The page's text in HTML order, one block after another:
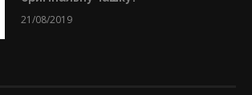
21/08/2019